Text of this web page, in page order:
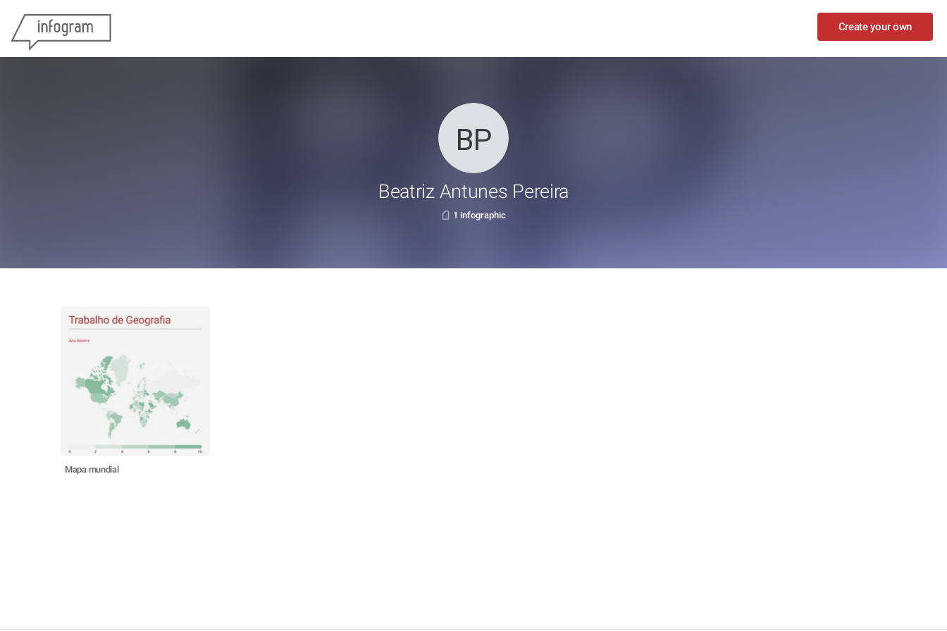
Create your own
Beatriz Antunes Pereira
1 infographic
Mapa mundial